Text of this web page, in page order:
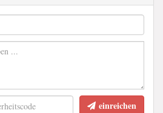
einreichen